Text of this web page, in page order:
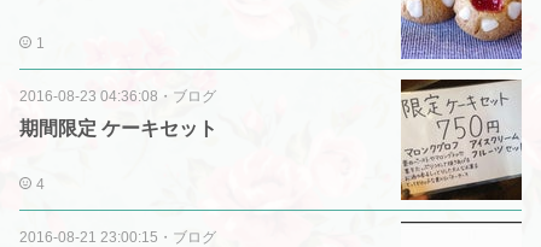
1
2016-08-23 04:36:08 ・ ブログ
期間限定 ケーキセット
4
2016-08-21 23:00:15 ・ ブログ